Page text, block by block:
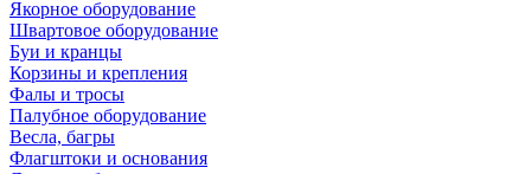
Якорное оборудование
Швартовое оборудование
Буи и кранцы
Корзины и крепления
Фалы и тросы
Палубное оборудование
Весла, багры
Флагштоки и основания